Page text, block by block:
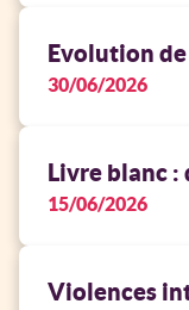
Evolution
30/06/2026
Livre blanc :
15/06/2026
Violences